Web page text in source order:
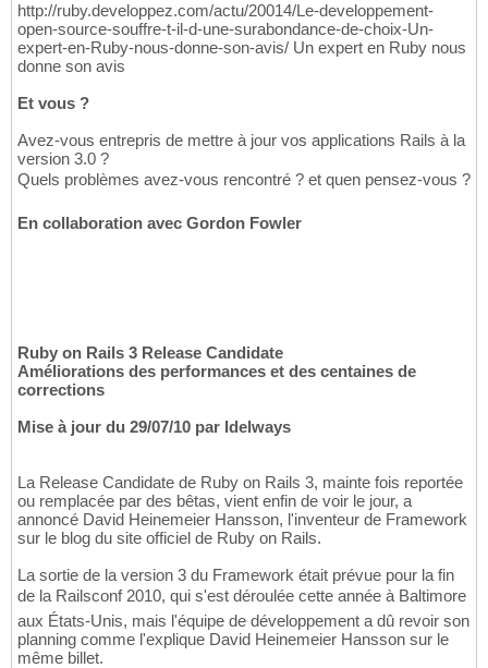
http://ruby.developpez.com/actu/20014/Le-developpement-
open-source-souffre-t-il-d-une-surabondance-de-choix-Un-
expert-en-Ruby-nous-donne-son-avis/ Un expert en Ruby nous
donne son avis
Et vous ?
Avez-vous entrepris de mettre à jour vos applications Rails à la
version 3.0 ?
Quels problèmes avez-vous rencontré ? et quen pensez-vous ?
En collaboration avec Gordon Fowler
Ruby on Rails 3 Release Candidate
Améliorations des performances et des centaines de
corrections
Mise à jour du 29/07/10 par Idelways
La Release Candidate de Ruby on Rails 3, mainte fois reportée
ou remplacée par des bêtas, vient enfin de voir le jour, a
annoncé David Heinemeier Hansson, l'inventeur de Framework
sur le blog du site officiel de Ruby on Rails.
La sortie de la version 3 du Framework était prévue pour la fin
de la Railsconf 2010, qui s'est déroulée cette année à Baltimore
aux États-Unis, mais l'équipe de développement a dû revoir son
planning comme l'explique David Heinemeier Hansson sur le
même billet.